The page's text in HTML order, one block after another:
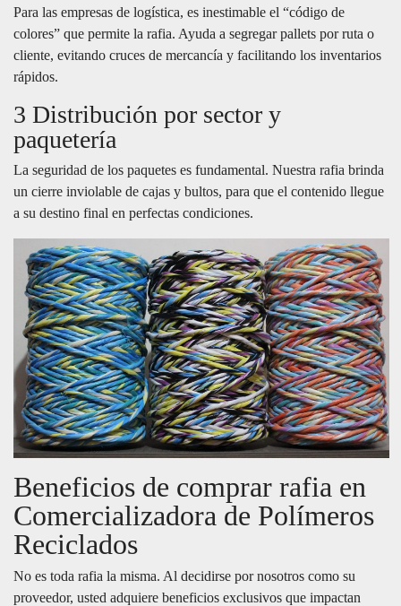
Para las empresas de logística, es inestimable el “código de
colores” que permite la rafia. Ayuda a segregar pallets por ruta o
cliente, evitando cruces de mercancía y facilitando los inventarios
rápidos.
3 Distribución por sector y
paquetería
La seguridad de los paquetes es fundamental. Nuestra rafia brinda
un cierre inviolable de cajas y bultos, para que el contenido llegue
a su destino final en perfectas condiciones.
Beneficios de comprar rafia en
Comercializadora de Polímeros
Reciclados
No es toda rafia la misma. Al decidirse por nosotros como su
proveedor, usted adquiere beneficios exclusivos que impactan